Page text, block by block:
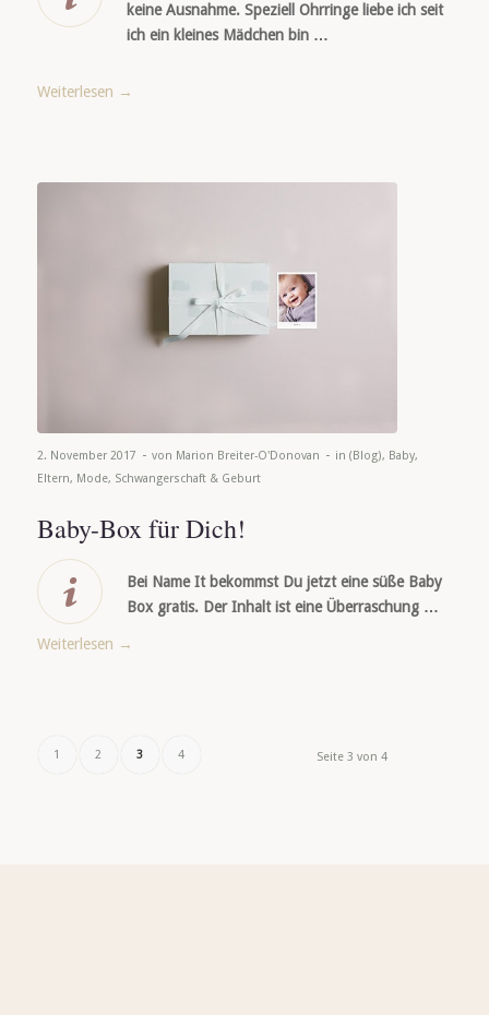
keine Ausnahme. Speziell Ohrringe liebe ich seit
ich ein kleines Mädchen bin …
Weiterlesen →
2. November 2017 - von Marion Breiter-O'Donovan - in (Blog), Baby,
Eltern, Mode, Schwangerschaft & Geburt
Baby-Box für Dich!
Bei Name It bekommst Du jetzt eine süße Baby
Box gratis. Der Inhalt ist eine Überraschung …
Weiterlesen →
Seite 3 von 4
1 2 3 4